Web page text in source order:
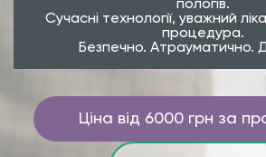
пологів.
Сучасні технології, уважний
процедура.
Безпечно. Атрауматично.
Ціна від 6000 грн за